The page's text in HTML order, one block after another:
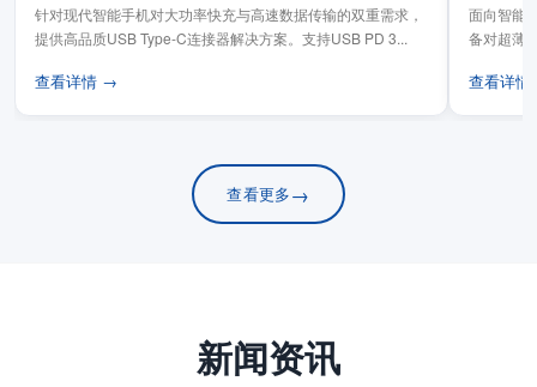
针对现代智能手机对大功率快充与高速数据传输的双重需求，
提供高品质USB Type-C连接器解决方案。支持USB PD 3...
查看详情 →
面向智能
备对超薄
查看详
查看更多→
新闻资讯